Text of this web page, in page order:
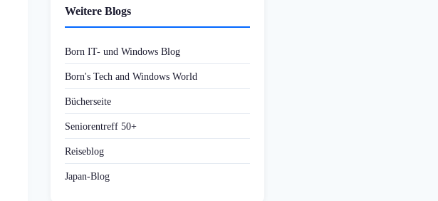
Weitere Blogs
Born IT- und Windows Blog
Born's Tech and Windows World
Bücherseite
Seniorentreff 50+
Reiseblog
Japan-Blog